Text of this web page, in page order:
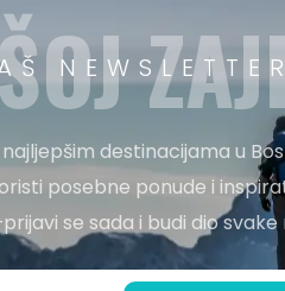
destinacijama u
posebne ponude i
se sada i budi dio